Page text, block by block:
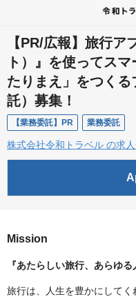
【PR/広報】旅行ア
ト）』を使ってス
たりまえ」をつく
託）募集！
【業務委託】PR 業務委託
株式会社令和トラベル の求
Mission
『あたらしい旅行、あらゆる
旅行は、人生を豊かにしてく